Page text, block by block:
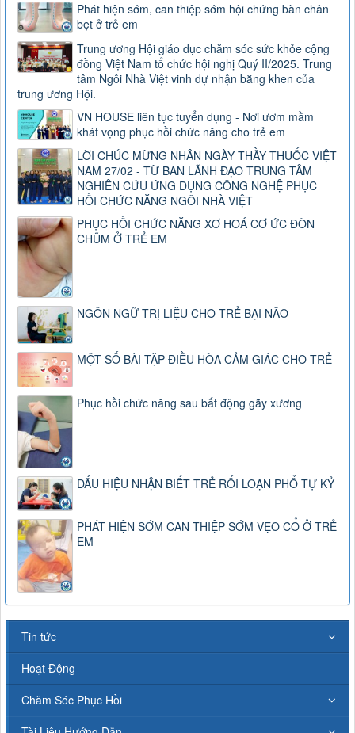
Phát hiện sớm, can thiệp sớm hội chứng bàn chân
bẹt ở trẻ em
Trung ương Hội giáo dục chăm sóc sức khỏe cộng
đồng Việt Nam tổ chức hội nghị Quý II/2025. Trung
tâm Ngôi Nhà Việt vinh dự nhận bằng khen của
trung ương Hội.
VN HOUSE liên tục tuyển dụng - Nơi ươm mầm
khát vọng phục hồi chức năng cho trẻ em
LỜI CHÚC MỪNG NHÂN NGÀY THẦY THUỐC VIỆT
NAM 27/02 - TỪ BAN LÃNH ĐẠO TRUNG TÂM
NGHIÊN CỨU ỨNG DỤNG CÔNG NGHỆ PHỤC
HỒI CHỨC NĂNG NGÔI NHÀ VIỆT
PHỤC HỒI CHỨC NĂNG XƠ HOÁ CƠ ỨC ĐÒN
CHŨM Ở TRẺ EM
NGÔN NGỮ TRỊ LIỆU CHO TRẺ BẠI NÃO
MỘT SỐ BÀI TẬP ĐIỀU HÒA CẢM GIÁC CHO TRẺ
Phục hồi chức năng sau bất động gãy xương
DẤU HIỆU NHẬN BIẾT TRẺ RỐI LOẠN PHỔ TỰ KỶ
PHÁT HIỆN SỚM CAN THIỆP SỚM VẸO CỔ Ở TRẺ
EM
Tin tức
Hoạt Động
Chăm Sóc Phục Hồi